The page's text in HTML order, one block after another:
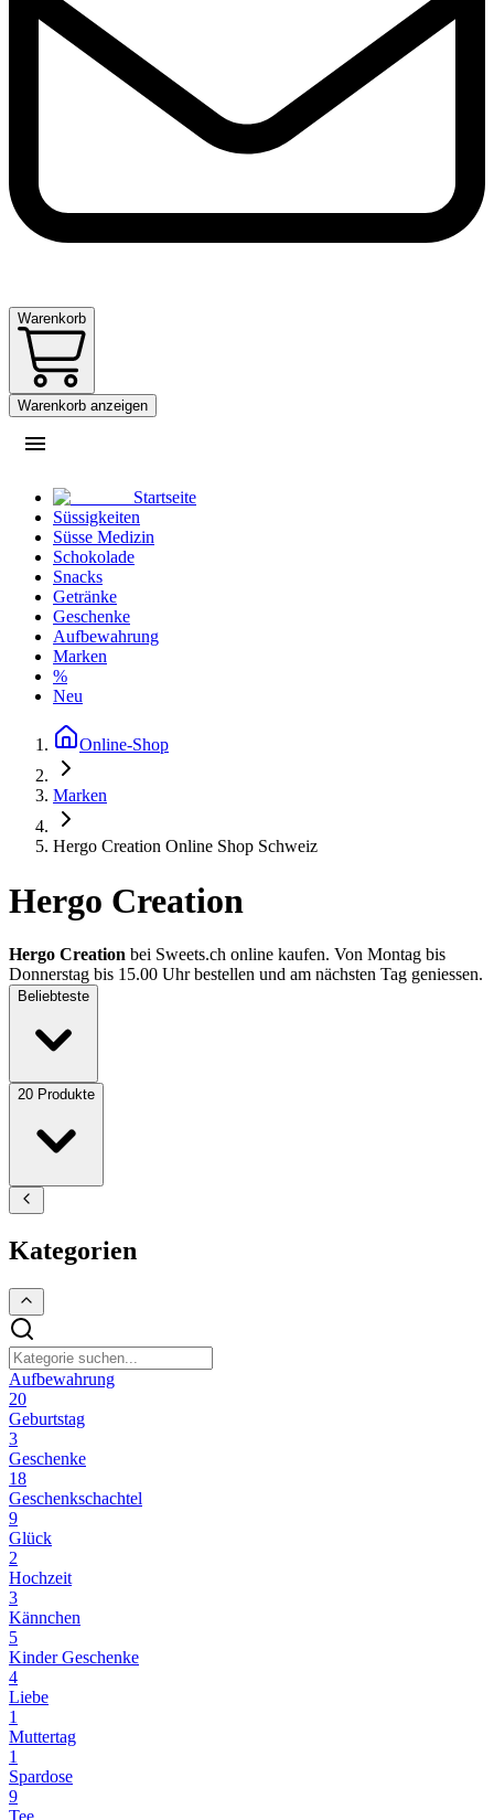
Warenkorb
Warenkorb anzeigen
Startseite
Süssigkeiten
Süsse Medizin
Schokolade
Snacks
Getränke
Geschenke
Aufbewahrung
Marken
%
Neu
Online-Shop
Marken
Hergo Creation Online Shop Schweiz
Hergo Creation
Hergo Creation bei Sweets.ch online kaufen. Von Montag bis
Donnerstag bis 15.00 Uhr bestellen und am nächsten Tag geniessen.
Beliebteste
20 Produkte
Kategorien
Aufbewahrung
20
Geburtstag
3
Geschenke
18
Geschenkschachtel
9
Glück
2
Hochzeit
3
Kännchen
5
Kinder Geschenke
4
Liebe
1
Muttertag
1
Spardose
9
Tee